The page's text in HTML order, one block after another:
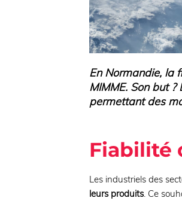
En Normandie, la
MIMME. Son but
permettant des
Fiabilité
Les industriels des
leurs produits. Ce